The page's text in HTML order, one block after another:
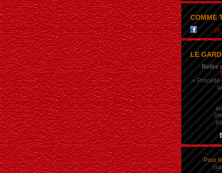
COMME
...je
LE
Relire
« Procédé
Pour